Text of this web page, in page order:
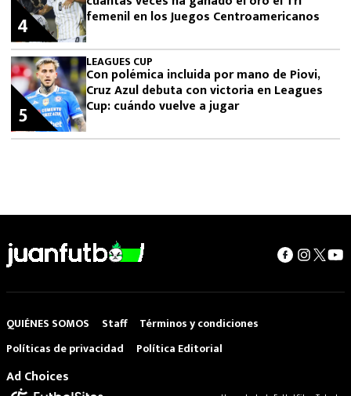
femenil en los Juegos Centroamericanos
4
LEAGUES CUP
Con polémica incluida por mano de Piovi,
Cruz Azul debuta con victoria en Leagues
Cup: cuándo vuelve a jugar
5
QUIÉNES SOMOS Staff
Términos y condiciones
Políticas de privacidad
Política Editorial
Ad Choices